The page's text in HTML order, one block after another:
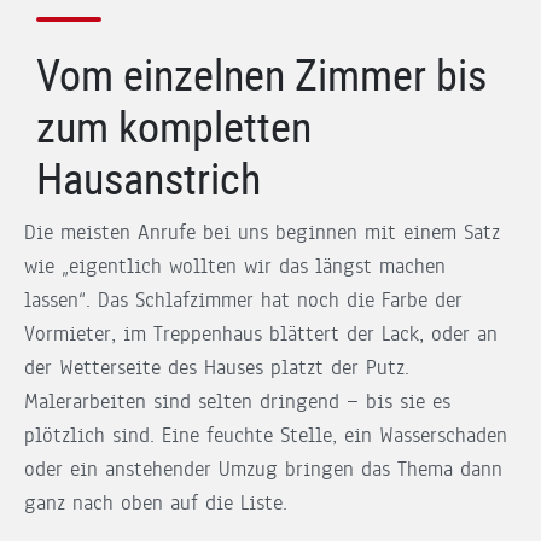
Vom einzelnen Zimmer bis
zum kompletten
Hausanstrich
Die meisten Anrufe bei uns beginnen mit einem Satz
wie „eigentlich wollten wir das längst machen
lassen“. Das Schlafzimmer hat noch die Farbe der
Vormieter, im Treppenhaus blättert der Lack, oder an
der Wetterseite des Hauses platzt der Putz.
Malerarbeiten sind selten dringend — bis sie es
plötzlich sind. Eine feuchte Stelle, ein Wasserschaden
oder ein anstehender Umzug bringen das Thema dann
ganz nach oben auf die Liste.